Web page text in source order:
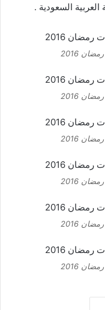
السعودية .
2016
2016
2016
2016
2016
2016